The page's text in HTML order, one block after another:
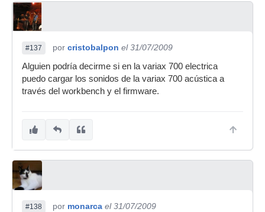
#137 por cristobalpon el 31/07/2009
Alguien podría decirme si en la variax 700 electrica
puedo cargar los sonidos de la variax 700 acústica a
través del workbench y el firmware.
#138 por monarca el 31/07/2009